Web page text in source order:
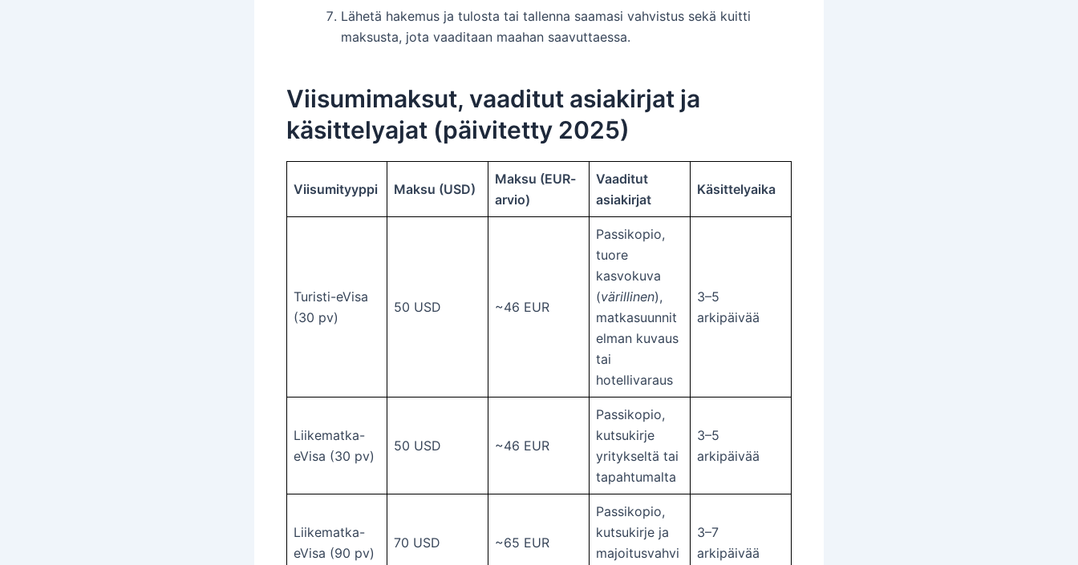
Lähetä hakemus ja tulosta tai tallenna saamasi vahvistus sekä kuitti
maksusta, jota vaaditaan maahan saavuttaessa.
Viisumimaksut, vaaditut asiakirjat ja
käsittelyajat (päivitetty 2025)
Viisumityyppi Maksu (USD)
Maksu (EUR-
arvio)
Vaaditut
asiakirjat
Käsittelyaika
Turisti-eVisa
(30 pv)
50 USD ~46 EUR
Passikopio,
tuore
kasvokuva
(värillinen),
matkasuunnit
elman kuvaus
tai
hotellivaraus
3–5
arkipäivää
Liikematka-
eVisa (30 pv)
50 USD ~46 EUR
Passikopio,
kutsukirje
yritykseltä tai
tapahtumalta
3–5
arkipäivää
Liikematka-
eVisa (90 pv)
70 USD ~65 EUR
Passikopio,
kutsukirje ja
majoitusvahvi
3–7
arkipäivää